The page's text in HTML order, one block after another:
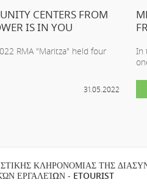
CENTERS FROM
IS IN YOU
RMA "Maritza" held four
31.05.2022
In
ΚΛΗΡΟΝΟΜΙΑΣ ΤΗΣ
ΕΡΓΑΛΕΊΩΝ - ETOURIST